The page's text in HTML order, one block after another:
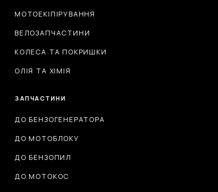
МОТОЕКІПІРУВАННЯ
ВЕЛОЗАПЧАСТИНИ
КОЛЕСА ТА ПОКРИШКИ
ОЛІЯ ТА ХІМІЯ
ЗАПЧАСТИНИ
ДО БЕНЗОГЕНЕРАТОРА
ДО МОТОБЛОКУ
ДО БЕНЗОПИЛ
ДО МОТОКОС